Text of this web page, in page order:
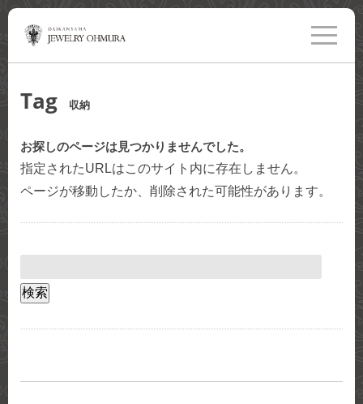
toggle
Tag 収納
お探しのページは見つかりませんでした。
指定されたURLはこのサイト内に存在しません。
ページが移動したか、削除された可能性があります。